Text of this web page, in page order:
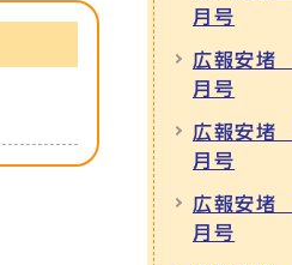
月号
広報安堵
月号
広報安
月号
広報安堵
月号